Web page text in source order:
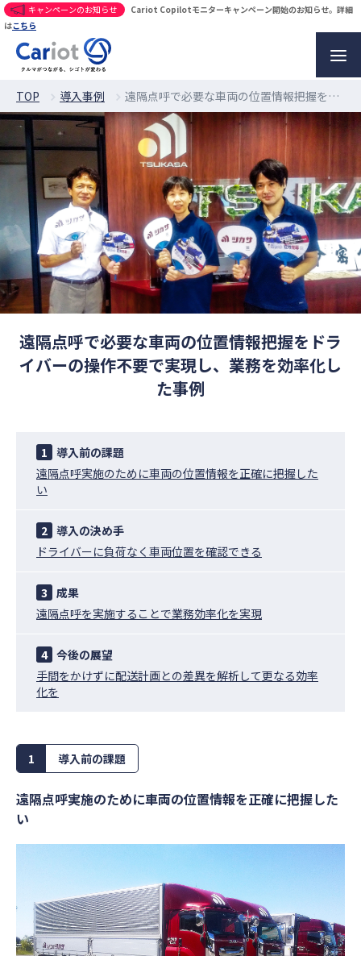
キャンペーンのお知らせ
Cariot Copilotモニターキャンペーン開始のお知らせ。詳細
はこちら
TOP 導入事例 遠隔点呼で必要な車両の位置情報把握をドライバーの操作不要で実現し、業務を効率化した事例
遠隔点呼で必要な車両の位置情報把握をドラ
イバーの操作不要で実現し、業務を効率化し
た事例
1 導入前の課題
遠隔点呼実施のために車両の位置情報を正確に把握した
い
2 導入の決め手
ドライバーに負荷なく車両位置を確認できる
3 成果
遠隔点呼を実施することで業務効率化を実現
4 今後の展望
手間をかけずに配送計画との差異を解析して更なる効率
化を
1 導入前の課題
遠隔点呼実施のために車両の位置情報を正確に把握した
い